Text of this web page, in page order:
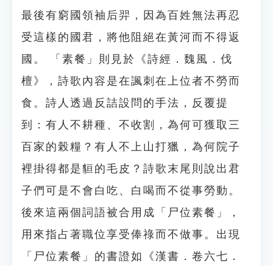
最後有窮國領袖后羿，因為百姓無法再忍
受這樣的國君，將他阻絕在黃河而不得返
國。 「素餐」則見於《詩經．魏風．伐
檀》，詩歌內容是在諷刺在上位者不勞而
食。詩人透過反詰設問的手法，反覆提
到：有人不耕種、不收割，為何可獲取三
百家的榖糧？有人不上山打獵，為何院子
裡掛得都是貆的毛皮？詩歌末尾則說出君
子們可是不會白吃、白喝而不從事勞動。
後來這兩個詞語被合用成「尸位素餐」，
用來指占著職位享受俸祿而不做事。出現
「尸位素餐」的書證如《漢書．卷六七．